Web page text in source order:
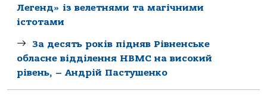
Легенд» із велетнями та магічними
істотами
За десять років підняв Рівненське
обласне відділення НВМС на високий
рівень, – Андрій Пастушенко